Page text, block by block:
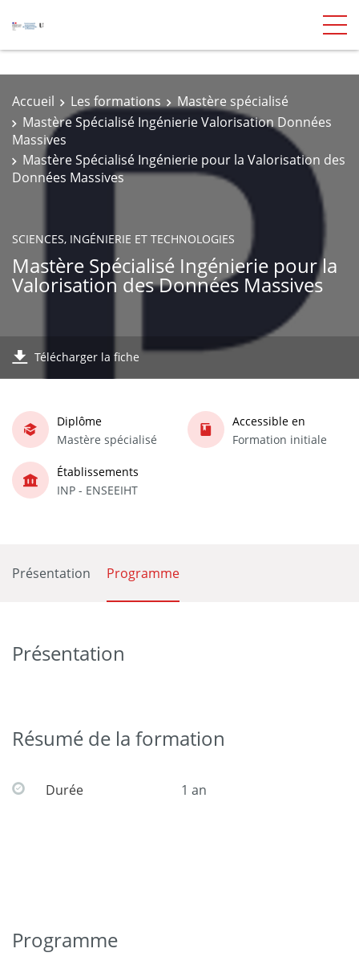
Accueil Les formations
Mastère spécialisé
Mastère Spécialisé Ingénierie Valorisation Données
Massives
Mastère Spécialisé Ingénierie pour la Valorisation des
Données Massives
SCIENCES, INGÉNIERIE ET TECHNOLOGIES
Mastère Spécialisé Ingénierie pour la
Valorisation des Données Massives
Télécharger la fiche
Diplôme
Mastère spécialisé
Accessible en
Formation initiale
Établissements
INP - ENSEEIHT
Présentation Programme
Présentation
Résumé de la formation
Durée 1 an
Programme